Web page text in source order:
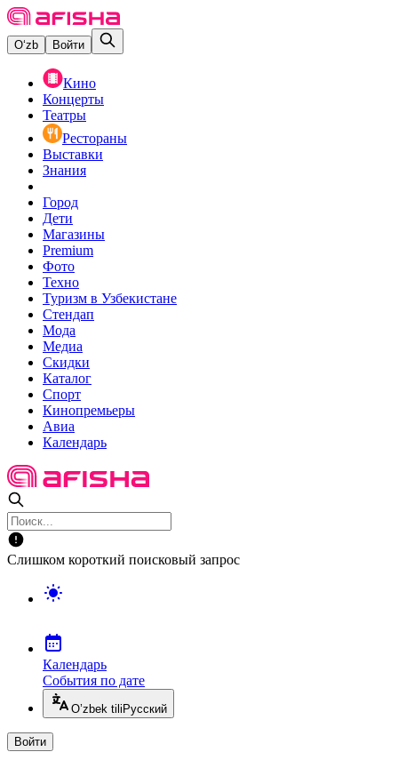
O‘zb Войти
Кино
Концерты
Театры
Рестораны
Выставки
Знания
Город
Дети
Магазины
Premium
Фото
Техно
Туризм в Узбекистане
Стендап
Мода
Медиа
Скидки
Каталог
Спорт
Кинопремьеры
Авиа
Календарь
Слишком короткий поисковый запрос
Календарь
События по дате
O’zbek tili Русский
Войти